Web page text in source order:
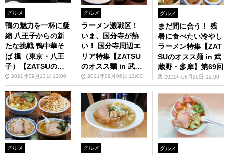
グルメ
鴨の魅力を一杯に凝
縮 八王子からの新
たな挑戦 鴨中華そ
ば 楓（東京・八王
子）【ZATSUのオ
スス麺 in 武蔵野・
多摩】第71回
2021年09月13日 12:00
グルメ
ラーメン激戦区！
いま、国分寺が熱
い！ 国分寺周辺エ
リア特集【ZATSU
のオスス麺 in 武蔵
野・多摩】第70回
2021年09月06日 12:00
グルメ
まだ間に合う！ 残
暑に食べたい冷やし
ラーメン特集【ZAT
SUのオスス麺 in 武
蔵野・多摩】第69回
2021年08月30日 12:00
グルメ グルメ グルメ